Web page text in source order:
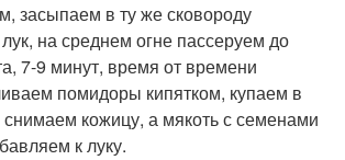
засыпаем в ту же сковороду
на среднем огне пассеруем до
7-9 минут, время от времени
помидоры кипятком, купаем в
кожицу, а мякоть с семенами
к луку.